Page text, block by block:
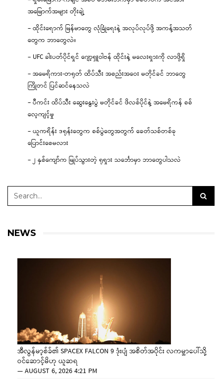
အမြောက်အများ တိုးချဲ့
– ထိုင်းရောက် မြန်မာတွေ လုံခြုံရေးနဲ့ အလုပ်လုပ်ဖို့ အကန့်အသတ်
တွေက ဘာတွေလဲ။
– UFC ခါးပတ်ပိုင်ရှင် ဂျော့ရှူဝါဗန် ထိုင်းနဲ့ မလေးရှားကို လာဖို့ရှိ
– အမေရိကား-တရုတ် ထိပ်သီး အစည်းအဝေး မတိုင်ခင် ဘာတွေ
ကြိုတင် ပြင်ဆင်နေသလဲ
– ပီကင်း ထိပ်သီး ဆွေးနွေးပွဲ မတိုင်ခင် ဖိလစ်ပိုင်နဲ့ အမေရိကန် စစ်
လေ့ကျင့်မှု
– ယူကရိန်း ဒရုန်းတွေက စစ်ပွဲတွေအတွက် ခေတ်သစ်တစ်ခု
ပြောင်းစေမလား
– ၂ နှစ်ကျော်က မြုပ်သွားတဲ့ ရုရှား သင်္ဘောမှာ ဘာတွေပါသလဲ
NEWS
အီလွန်မာ့စ်ခ်၏ SPACEX FALCON 9 ဒုံးပျံ အစိတ်အပိုင်း လကမ္ဘာပေါ်သို့
ဝင်ဆောင့်မိဟု ယူဆရ
—AUGUST 6, 2026 4:21 PM